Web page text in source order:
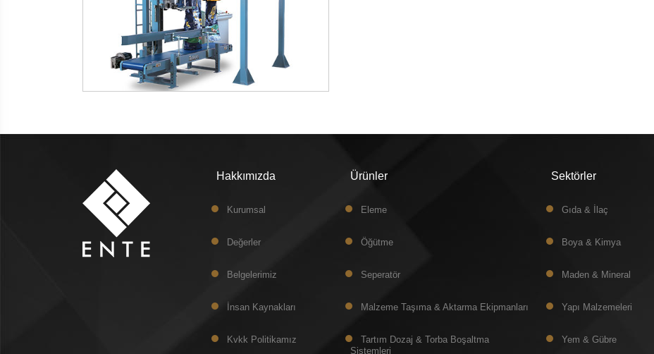
kataloğu
indir
kataloğu
incele
Hakkımızda
Kurumsal
Değerler
Belgelerimiz
İnsan Kaynakları
Kvkk Politikamız
Ürünler
Eleme
Öğütme
Seperatör
Malzeme Taşıma & Aktarma Ekipmanları
Tartım Dozaj & Torba Boşaltma
Sistemleri
Sektörler
Gıda & İlaç
Boya & Kimya
Maden & Mineral
Yapı Malzemeleri
Yem & Gübre